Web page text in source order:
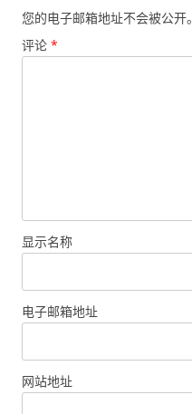
您的电子邮箱地址不会被公开。
评论 *
显示名称
电子邮箱地址
网站地址